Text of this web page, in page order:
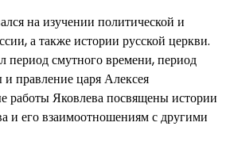
на изучении политической и
а также истории русской церкви.
период смутного времени, период
правление царя Алексея
Яковлева посвящены истории
и его взаимоотношениям с другими